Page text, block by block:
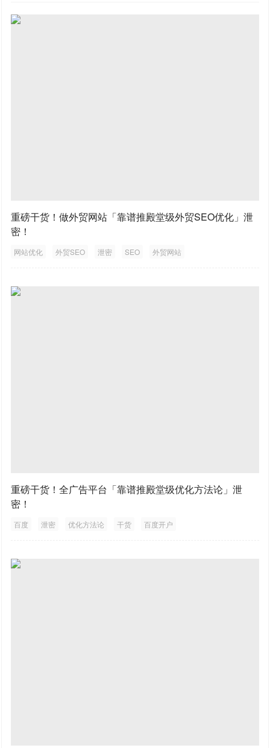
重磅干货！做外贸网站「靠谱推殿堂级外贸SEO优化」泄
密！
网站优化 外贸SEO 泄密 SEO 外贸网站
重磅干货！全广告平台「靠谱推殿堂级优化方法论」泄
密！
百度 泄密 优化方法论 干货 百度开户